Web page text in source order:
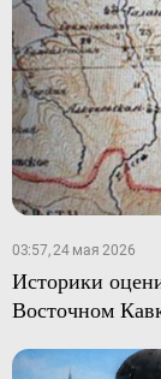
03:57, 24 мая 2026
Историки
Восточном